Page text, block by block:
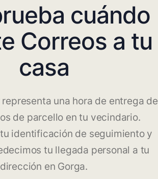
cuándo
Correos a tu
casa
una hora de entrega de
de parcello en tu vecindario.
identificación de seguimiento y
tu llegada personal a tu
dirección en Gorga.